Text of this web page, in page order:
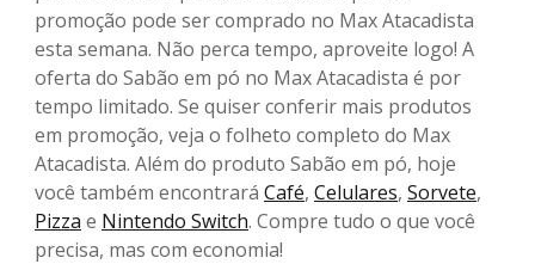
promoção pode ser comprado no Max Atacadista
esta semana. Não perca tempo, aproveite logo! A
oferta do Sabão em pó no Max Atacadista é por
tempo limitado. Se quiser conferir mais produtos
em promoção, veja o folheto completo do Max
Atacadista. Além do produto Sabão em pó, hoje
você também encontrará Café, Celulares, Sorvete,
Pizza e Nintendo Switch. Compre tudo o que você
precisa, mas com economia!